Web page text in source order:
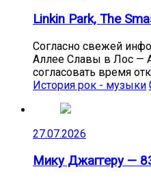
Linkin Park, The
Согласно свежей
Аллее Славы в Лос —
согласовать время
История рок - музыки
27.07.2026
Мику Джаггеру —